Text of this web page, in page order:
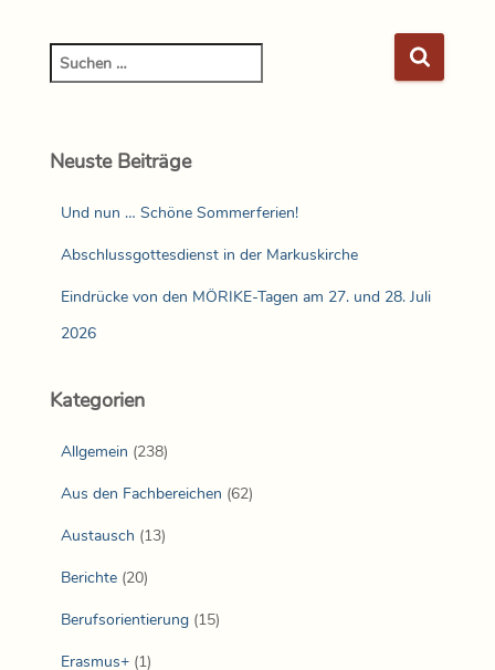
Neuste Beiträge
Und nun … Schöne Sommerferien!
Abschlussgottesdienst in der Markuskirche
Eindrücke von den MÖRIKE-Tagen am 27. und 28. Juli
2026
Kategorien
Allgemein (238)
Aus den Fachbereichen (62)
Austausch (13)
Berichte (20)
Berufsorientierung (15)
Erasmus+ (1)